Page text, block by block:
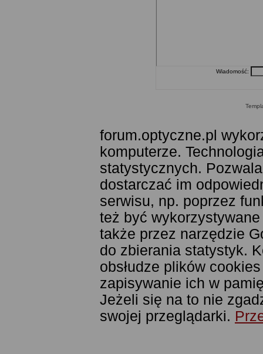
Wiadomość:
forum.optyczne.pl
komputerze.
statystycznych.
dostarczać im
serwisu, np. poprzez
też być
także przez narzędzie
do zbierania statystyk.
obsłudze plików
zapisywanie ich w
Jeżeli się na to nie
swojej przeglądarki.